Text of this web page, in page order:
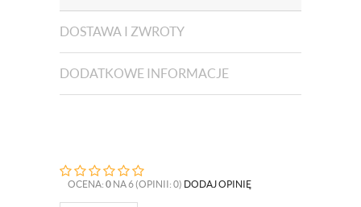
DOSTAWA I ZWROTY
DODATKOWE INFORMACJE
OCENA: 0 NA 6 (OPINII: 0) DODAJ OPINIĘ